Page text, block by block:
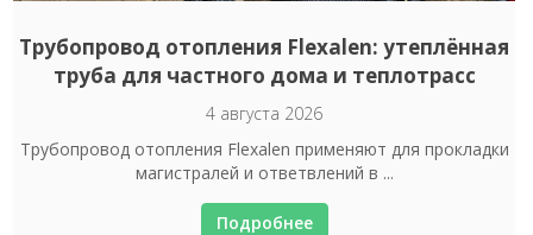
Трубопровод отопления Flexalen: утеплённая
труба для частного дома и теплотрасс
4 августа 2026
Трубопровод отопления Flexalen применяют для прокладки
магистралей и ответвлений в ...
Подробнее